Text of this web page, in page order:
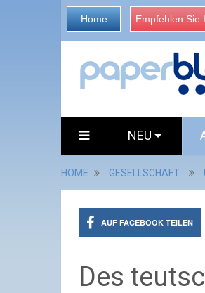
Home Empfehlen Sie
NEU
HOME GESELLSCHAFT
AUF FACEBOOK TEILEN
Des